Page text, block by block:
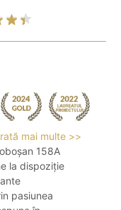
mai multe >>
158A
la dispoziție
pasiunea